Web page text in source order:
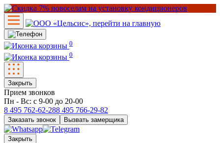
0
0
Закрыть
Прием звонков
Пн - Вс: с 9-00 до 20-00
8 495 762-62-288 495 766-29-82
Заказать звонок Вызвать замерщика
Закрыть